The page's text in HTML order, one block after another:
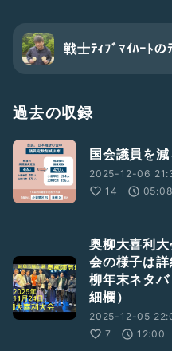
戦士ﾃｨﾌﾞﾏｲﾊｰﾄの
過去の収録
国会議員を
2025-12-06
14
05:08
奥柳大喜利
会の様子は
柳年末ネタ
細欄）
2025-12-05
7
12:00